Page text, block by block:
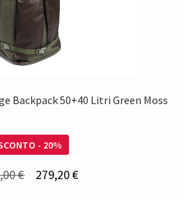
Backpack 50+40 Litri Green Moss
- 20%
€ 279,20€Il